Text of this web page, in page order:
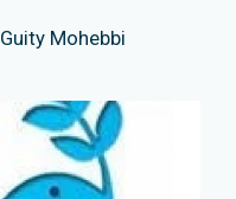
Guity Mohebbi